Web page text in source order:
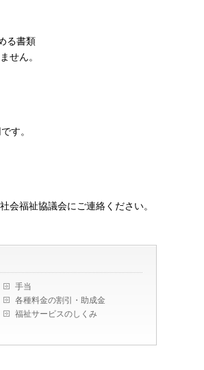
る書類
せん。
す。
会福祉協議会にご連絡ください。
手当
各種料金の割引・助成金
福祉サービスのしくみ